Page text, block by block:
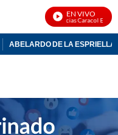
EN VIVO
Noticias Caracol En Vivo
ABELARDO DE LA ESPRIELLA